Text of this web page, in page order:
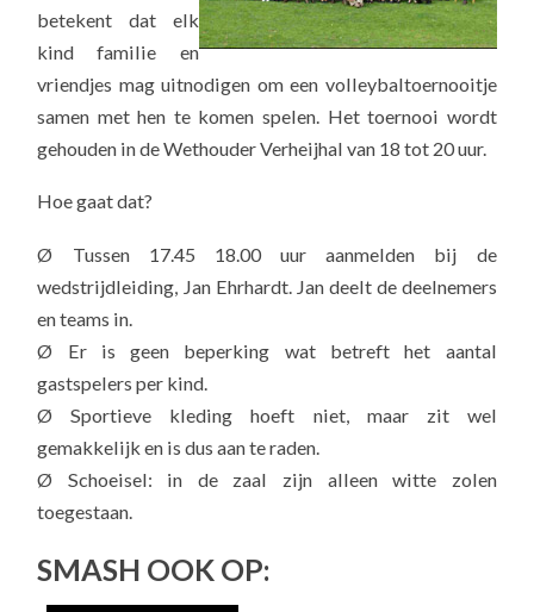
betekent dat elk
kind familie en
vriendjes mag uitnodigen om een volleybaltoernooitje
samen met hen te komen spelen. Het toernooi wordt
gehouden in de Wethouder Verheijhal van 18 tot 20 uur.
Hoe gaat dat?
Ø Tussen 17.45 18.00 uur aanmelden bij de
wedstrijdleiding, Jan Ehrhardt. Jan deelt de deelnemers
en teams in.
Ø Er is geen beperking wat betreft het aantal
gastspelers per kind.
Ø Sportieve kleding hoeft niet, maar zit wel
gemakkelijk en is dus aan te raden.
Ø Schoeisel: in de zaal zijn alleen witte zolen
toegestaan.
SMASH OOK OP: